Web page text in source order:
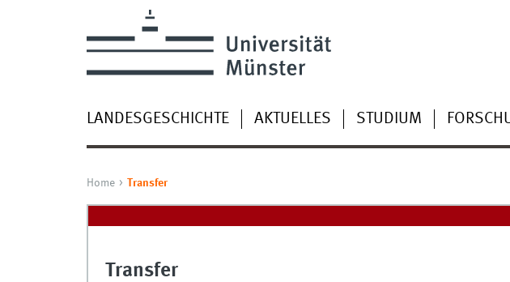
LANDESGESCHICHTE AKTUELLES STUDIUM
Home Transfer
Transfer